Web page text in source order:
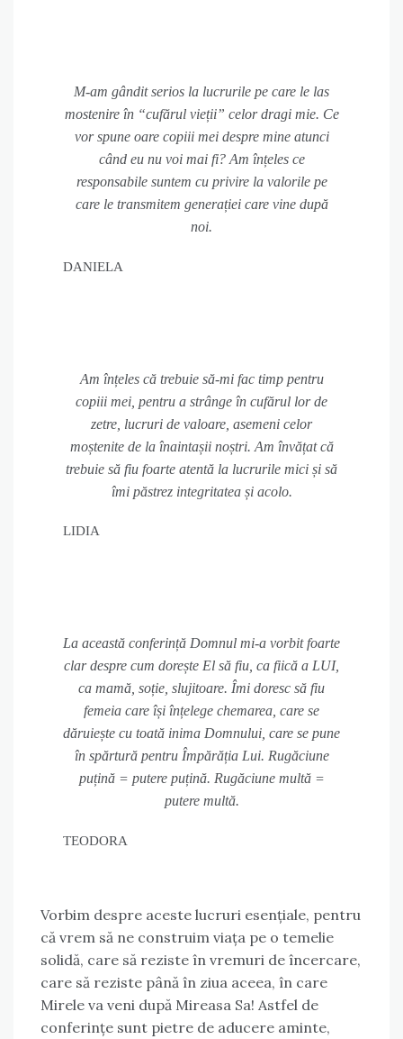
M-am gândit serios la lucrurile pe care le las
mostenire în “cufărul vieții” celor dragi mie. Ce
vor spune oare copiii mei despre mine atunci
când eu nu voi mai fi? Am înțeles ce
responsabile suntem cu privire la valorile pe
care le transmitem generației care vine după
noi.
DANIELA
Am înțeles că trebuie să-mi fac timp pentru
copiii mei, pentru a strânge în cufărul lor de
zetre, lucruri de valoare, asemeni celor
moștenite de la înaintașii noștri. Am învățat că
trebuie să fiu foarte atentă la lucrurile mici și să
îmi păstrez integritatea și acolo.
LIDIA
La această conferință Domnul mi-a vorbit foarte
clar despre cum dorește El să fiu, ca fiică a LUI,
ca mamă, soție, slujitoare. Îmi doresc să fiu
femeia care își înțelege chemarea, care se
dăruiește cu toată inima Domnului, care se pune
în spărtură pentru Împărăția Lui. Rugăciune
puțină = putere puțină. Rugăciune multă =
putere multă.
TEODORA
Vorbim despre aceste lucruri esențiale, pentru
că vrem să ne construim viața pe o temelie
solidă, care să reziste în vremuri de încercare,
care să reziste până în ziua aceea, în care
Mirele va veni după Mireasa Sa! Astfel de
conferințe sunt pietre de aducere aminte,